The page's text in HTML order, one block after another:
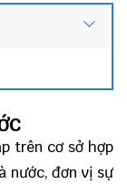
trên cơ sở hợp
nước, đơn vị sự